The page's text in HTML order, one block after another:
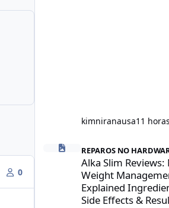
0
kimniranausa11
Alka Slim Reviews: Natural
REPAROS NO
Alka Slim
Weight
Explained
Side Effects &